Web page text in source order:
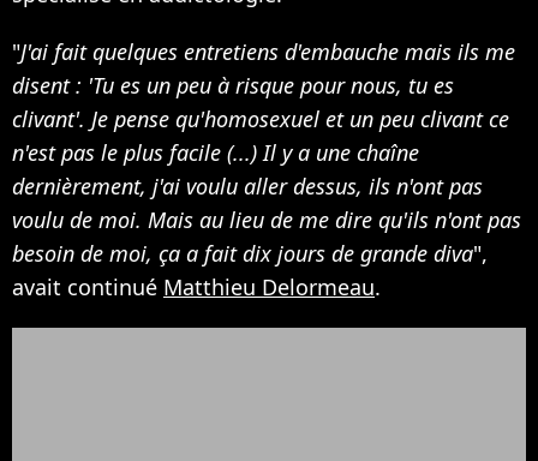
"J'ai fait quelques entretiens d'embauche mais ils me
disent : 'Tu es un peu à risque pour nous, tu es
clivant'. Je pense qu'homosexuel et un peu clivant ce
n'est pas le plus facile (...) Il y a une chaîne
dernièrement, j'ai voulu aller dessus, ils n'ont pas
voulu de moi. Mais au lieu de me dire qu'ils n'ont pas
besoin de moi, ça a fait dix jours de grande diva",
avait continué Matthieu Delormeau.